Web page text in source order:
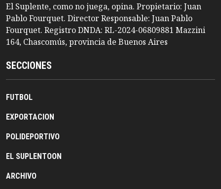
El Suplente, como no juega, opina. Propietario: Juan
Pablo Fourquet. Director Responsable: Juan Pablo
Fourquet. Registro DNDA: RL-2024-06809881 Mazzini
164, Chascomús, provincia de Buenos Aires
SECCIONES
FUTBOL
EXPORTACION
POLIDEPORTIVO
EL SUPLENTOON
ARCHIVO